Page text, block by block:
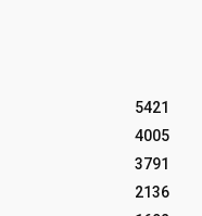
5421
4005
3791
2136